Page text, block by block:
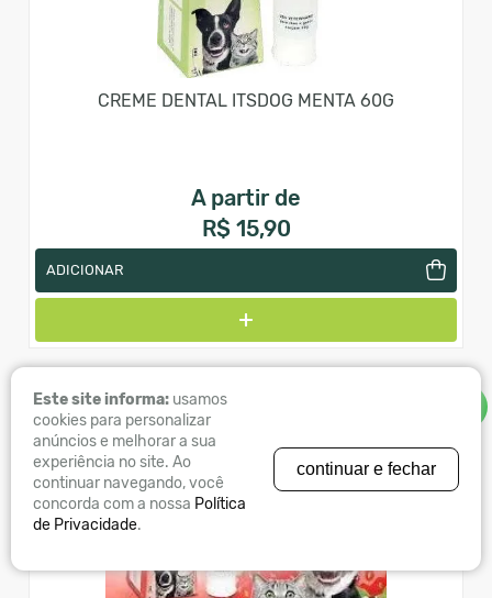
CREME DENTAL ITSDOG MENTA 60G
A partir de
R$ 15,90
ADICIONAR
Este site informa: usamos
cookies para personalizar
anúncios e melhorar a sua
experiência no site. Ao
continuar navegando, você
concorda com a nossa Política
de Privacidade.
continuar e fechar